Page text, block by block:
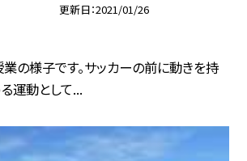
更新日 2021/01/26
の様子です。サッカーの前に動きを持
運動として...